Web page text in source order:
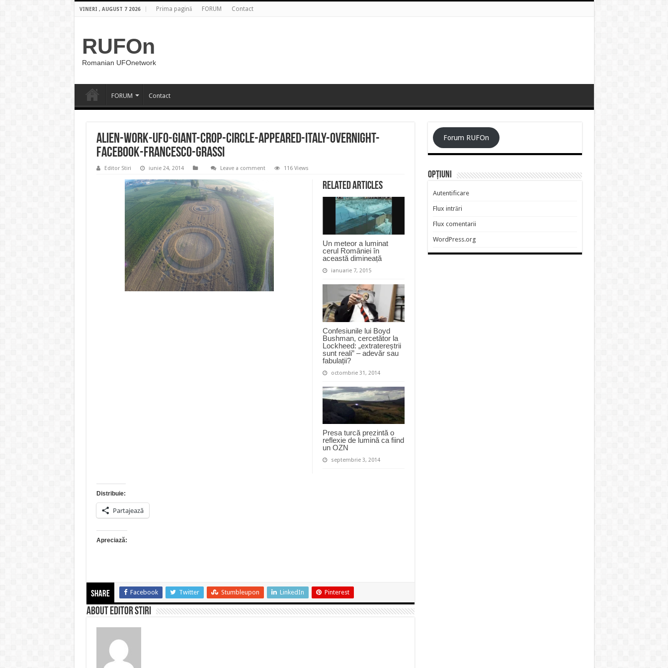
VINERI , AUGUST 7 2026 Prima pagină FORUM Contact
RUFOn
Romanian UFOnetwork
FORUM Contact
alien-work-ufo-giant-crop-circle-appeared-italy-overnight-
facebook-francesco-grassi
Editor Stiri iunie 24, 2014 Leave a comment 116 Views
Related Articles
Un meteor a luminat
cerul României în
această dimineață
ianuarie 7, 2015
Confesiunile lui Boyd
Bushman, cercetător la
Lockheed: „extratereștrii
sunt reali” – adevăr sau
fabulații?
octombrie 31, 2014
Presa turcă prezintă o
reflexie de lumină ca fiind
un OZN
septembrie 3, 2014
Distribuie:
Partajează
Apreciază:
Share Facebook Twitter Stumbleupon LinkedIn Pinterest
About Editor Stiri
Forum RUFOn
Opțiuni
Autentificare
Flux intrări
Flux comentarii
WordPress.org